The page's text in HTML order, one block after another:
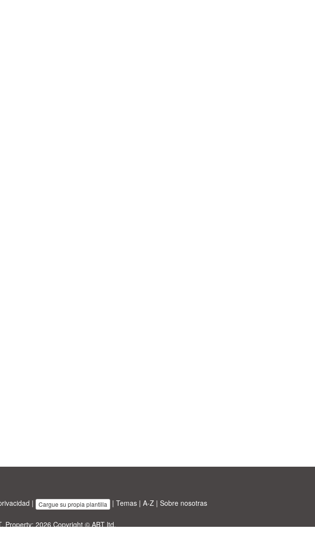
| Cargue su propia plantilla | Temas| A-Z| Sobre nosotras
. Property: 2026 Copyright © ABT ltd.